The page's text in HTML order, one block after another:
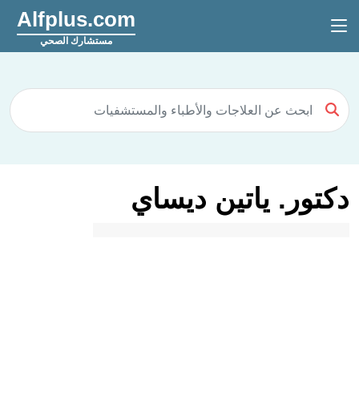
Alfplus.com
مستشارك الصحي
دكتور. ياتين ديساي